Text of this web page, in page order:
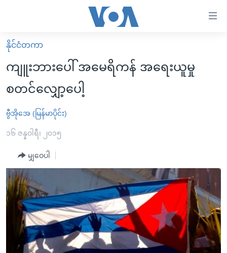
လွယ်ကူ
စေ
များ
ပင်မ
ကျော်
ကြည့်
ရန်
မူလစာမျက်နှာ
မြန်မာ
ကမ္ဘာ့သတင်းများ
နိုင်ငံတကာ
အမေရိကန်
အစ္စရေး-ပါလက်စတိုင်း
ဗွီဒီယို
သတင်းလွတ်လပ်ခွင့်
အင်္ဂလိပ်စာလေ့လာမယ်
အမေရိကန်သုံးအီဒီယံ
မကြေးမုံရဲ့ အင်္ဂလိပ်စာ
ရုပ်ရှင်ထဲက အင်္ဂလိပ်စာ
သုတပဒေသာ အင်္ဂလိပ်စာ
အပတ်စဉ်ကဏ္ဍများ
ရေဒီယို
တီဗွီ
ရေဒီယိုနှင့်ရုပ်သံ အချက်အလက်များ
ရေဒီယို/တီဗွီအစီအစဉ်
Learning English
နိုင်ငံတကာ
ကျူးဘားပေါ် အမေရိကန် အရေးယူမှု
စတင်လျှော့ပေါ့
ဗွီအိုအေ (မြန်မာပိုင်း)
၁၆ ဇန္နဝါရီ၊ ၂၀၁၅
မျှဝေပါ